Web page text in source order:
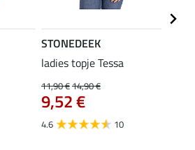
STONEDEEK
ladies topje Tessa
11,90 €14,90 €
9,52 €
4.6 10